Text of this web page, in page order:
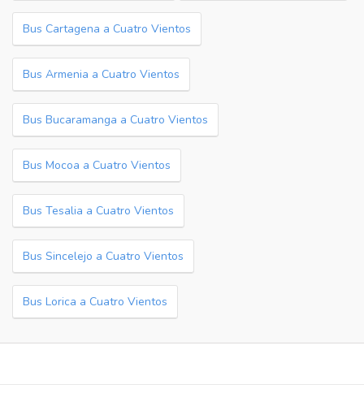
Bus Cartagena a Cuatro Vientos
Bus Armenia a Cuatro Vientos
Bus Bucaramanga a Cuatro Vientos
Bus Mocoa a Cuatro Vientos
Bus Tesalia a Cuatro Vientos
Bus Sincelejo a Cuatro Vientos
Bus Lorica a Cuatro Vientos